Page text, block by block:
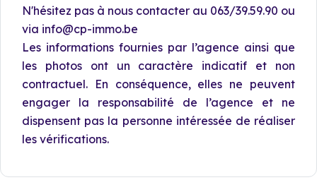
N'hésitez pas à nous contacter au 063/39.59.90 ou
via info@cp-immo.be
Les informations fournies par l’agence ainsi que
les photos ont un caractère indicatif et non
contractuel. En conséquence, elles ne peuvent
engager la responsabilité de l’agence et ne
dispensent pas la personne intéressée de réaliser
les vérifications.